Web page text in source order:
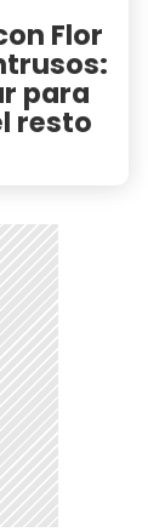
Flor
para
resto